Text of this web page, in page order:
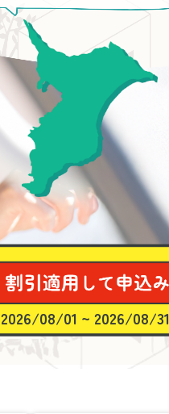
2026/08/01 ~ 2026/08/31